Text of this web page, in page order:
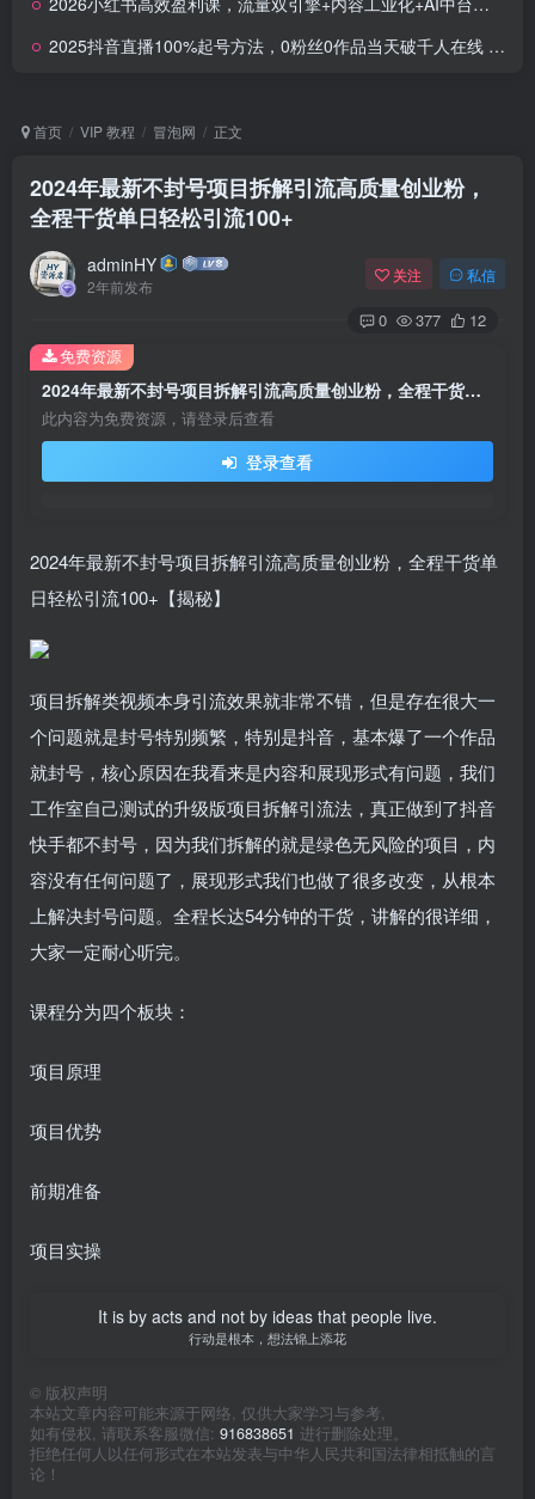
2025抖音直播100%起号方法，0粉丝0作品当天破千人在线 可配合多种变现方式
首页 VIP 教程 冒泡网 正文
2024年最新不封号项目拆解引流高质量创业粉，
全程干货单日轻松引流100+
adminHY
2年前发布
关注 私信
0 377 12
2024年最新不封号项目拆解引流高质量创业粉，全程干货单日轻松引流100+
此内容为免费资源，请登录后查看
登录查看
免费资源
2024年最新不封号项目拆解引流高质量创业粉，全程干货单
日轻松引流100+【揭秘】
项目拆解类视频本身引流效果就非常不错，但是存在很大一
个问题就是封号特别频繁，特别是抖音，基本爆了一个作品
就封号，核心原因在我看来是内容和展现形式有问题，我们
工作室自己测试的升级版项目拆解引流法，真正做到了抖音
快手都不封号，因为我们拆解的就是绿色无风险的项目，内
容没有任何问题了，展现形式我们也做了很多改变，从根本
上解决封号问题。全程长达54分钟的干货，讲解的很详细，
大家一定耐心听完。
课程分为四个板块：
项目原理
项目优势
前期准备
项目实操
It is by acts and not by ideas that people live.
行动是根本，想法锦上添花
© 版权声明
本站文章内容可能来源于网络, 仅供大家学习与参考,
如有侵权, 请联系客服微信: 916838651 进行删除处理。
拒绝任何人以任何形式在本站发表与中华人民共和国法律相抵触的言
论！